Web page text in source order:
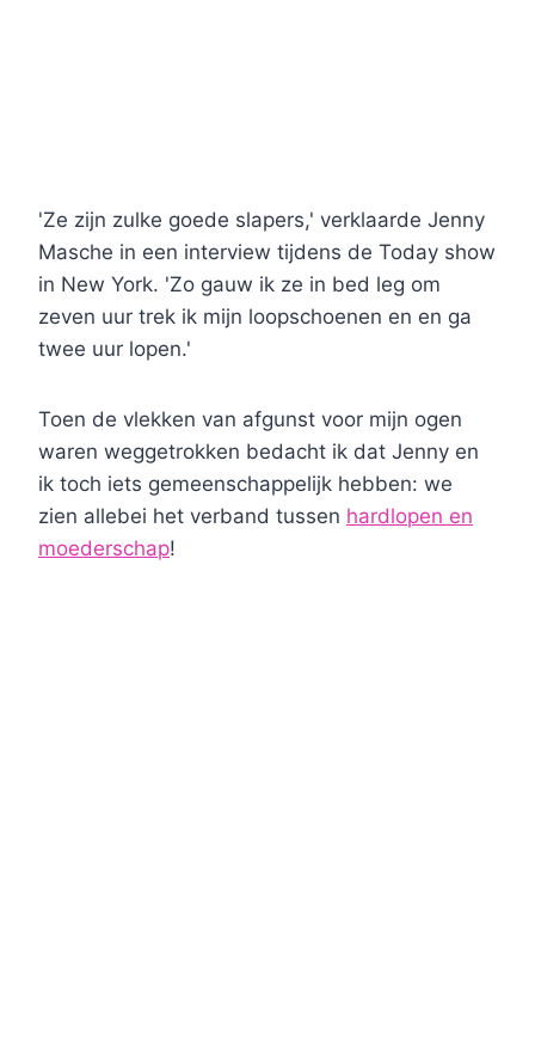
'Ze zijn zulke goede slapers,' verklaarde Jenny
Masche in een interview tijdens de Today show
in New York. 'Zo gauw ik ze in bed leg om
zeven uur trek ik mijn loopschoenen en en ga
twee uur lopen.'
Toen de vlekken van afgunst voor mijn ogen
waren weggetrokken bedacht ik dat Jenny en
ik toch iets gemeenschappelijk hebben: we
zien allebei het verband tussen hardlopen en
moederschap!